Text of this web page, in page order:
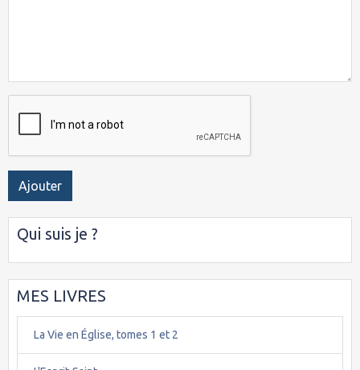
Ajouter
Qui suis je ?
MES LIVRES
La Vie en Église, tomes 1 et 2